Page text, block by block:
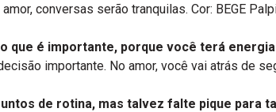
conversas serão tranquilas. Cor: BEGE
que é importante, porque você terá
importante. No amor, você vai atrás de
de rotina, mas talvez falte pique para